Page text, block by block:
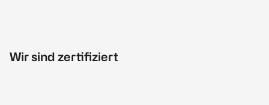
Wir sind zertifiziert